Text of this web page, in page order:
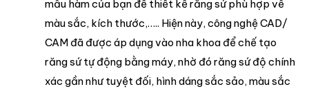
mẫu hàm của bạn để thiết kế răng sứ phù hợp về
màu sắc, kích thước,….. Hiện này, công nghệ CAD/
CAM đã được áp dụng vào nha khoa để chế tạo
răng sứ tự động bằng máy, nhờ đó răng sứ độ chính
xác gần như tuyệt đối, hình dáng sắc sảo, màu sắc